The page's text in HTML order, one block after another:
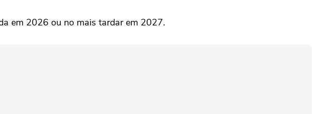
em 2026 ou no mais tardar em 2027.